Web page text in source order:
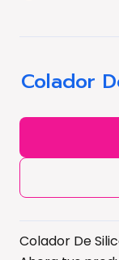
Colador
Colador De